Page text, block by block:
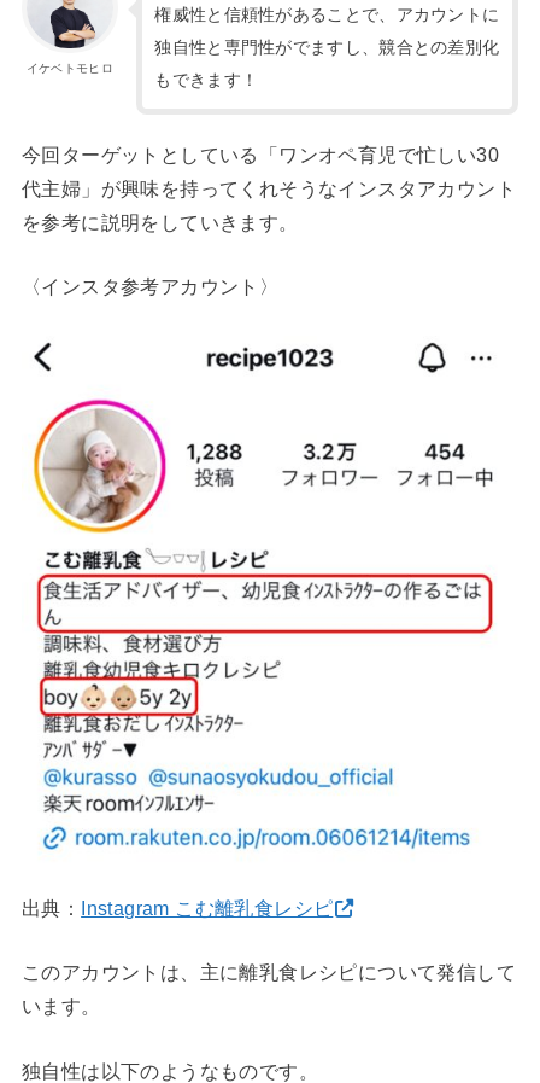
イケベトモヒロ
権威性と信頼性があることで、アカウントに
独自性と専門性がでますし、競合との差別化
もできます！
今回ターゲットとしている「ワンオペ育児で忙しい30
代主婦」が興味を持ってくれそうなインスタアカウント
を参考に説明をしていきます。
〈インスタ参考アカウント〉
出典： Instagram こむ離乳食レシピ
このアカウントは、主に離乳食レシピについて発信して
います。
独自性は以下のようなものです。